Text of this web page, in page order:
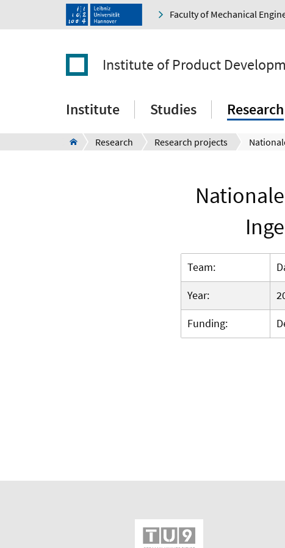
Faculty of Mechanical
Institute of Product
Institute Studies Research
Research Research projects
Team:
Year:
Funding: